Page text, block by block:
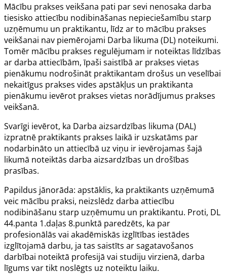
Mācību prakses veikšana pati par sevi nenosaka darba
tiesisko attiecību nodibināšanas nepieciešamību starp
uzņēmumu un praktikantu, līdz ar to mācību prakses
veikšanai nav piemērojami Darba likuma (DL) noteikumi.
Tomēr mācību prakses regulējumam ir noteiktas līdzības
ar darba attiecībām, īpaši saistībā ar prakses vietas
pienākumu nodrošināt praktikantam drošus un veselībai
nekaitīgus prakses vides apstākļus un praktikanta
pienākumu ievērot prakses vietas norādījumus prakses
veikšanā.
Svarīgi ievērot, ka Darba aizsardzības likuma (DAL)
izpratnē praktikants prakses laikā ir uzskatāms par
nodarbināto un attiecībā uz viņu ir ievērojamas šajā
likumā noteiktās darba aizsardzības un drošības
prasības.
Papildus jānorāda: apstāklis, ka praktikants uzņēmumā
veic mācību praksi, neizslēdz darba attiecību
nodibināšanu starp uzņēmumu un praktikantu. Proti, DL
44.panta 1.daļas 8.punktā paredzēts, ka par
profesionālās vai akadēmiskās izglītības iestādes
izglītojamā darbu, ja tas saistīts ar sagatavošanos
darbībai noteiktā profesijā vai studiju virzienā, darba
līgums var tikt noslēgts uz noteiktu laiku.